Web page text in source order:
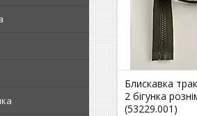
Блискавка
2 бігунка
(53229.001)